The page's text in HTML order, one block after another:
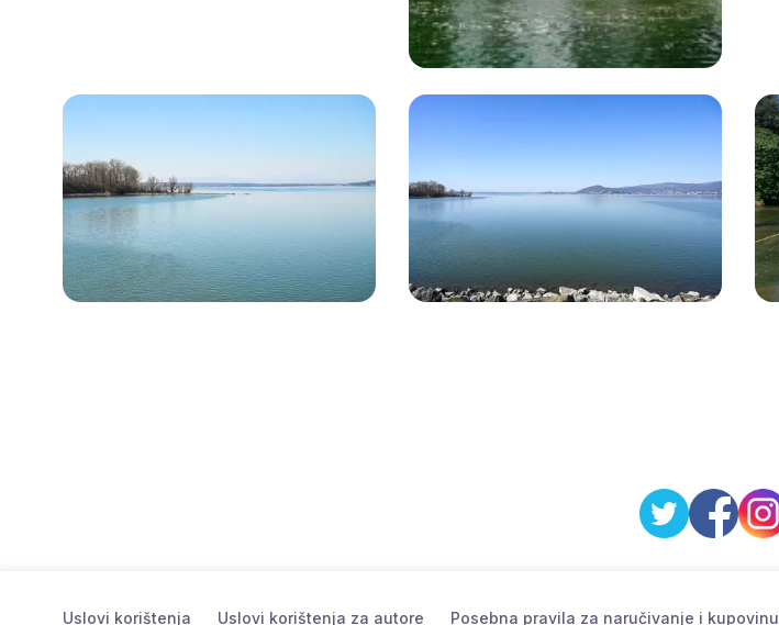
Uslovi korištenja Uslovi korištenja za autore Posebna pravila za naručivanje i kupovinu